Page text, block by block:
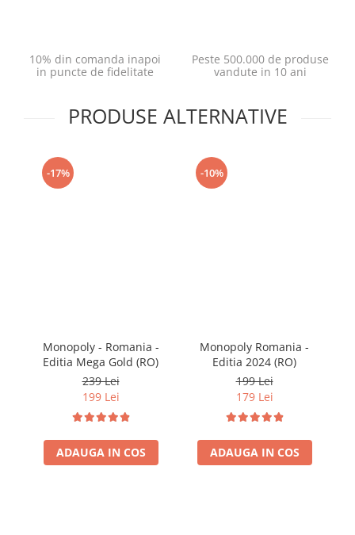
10% din comanda inapoi
in puncte de fidelitate
Peste 500.000 de produse
vandute in 10 ani
PRODUSE ALTERNATIVE
-17%
Monopoly - Romania -
Editia Mega Gold (RO)
239 Lei
199 Lei
ADAUGA IN COS
-10%
Monopoly Romania -
Editia 2024 (RO)
199 Lei
179 Lei
ADAUGA IN COS